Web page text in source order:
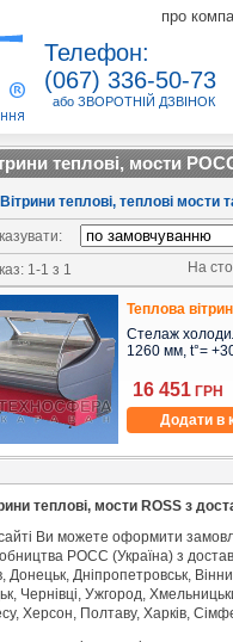
про
Телефон:
(067) 336-50-73
або ЗВОРОТНІЙ ДЗВІНОК
теплові, мости
Вітрини теплові, теплові мости
На
1-1 з 1
Теплова
Стелаж
1260 мм, t°=
16 451 ГРН
Додати в
теплові, мости ROSS з
Ви можете оформити
РОСС (Україна) з
Донецьк, Дніпропетровськ,
Чернівці, Ужгород,
Херсон, Полтаву, Харків,